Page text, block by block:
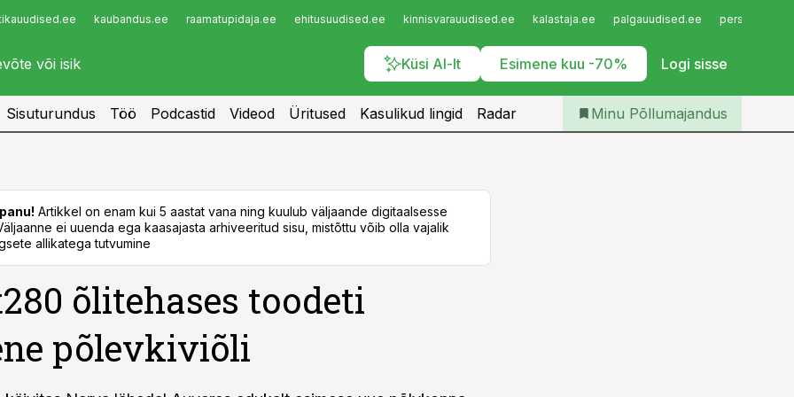
kaubandus.ee raamatupidaja.ee ehitusuudised.ee kinnisvarauudised.ee kalastaja.ee palgauudised.ee
Küsi AI-lt Esimene kuu -70% Logi sisse
Infopank
Iseteenindus
Telli Põllumajandus
Sisuturundus Töö Podcastid Videod Üritused Kasulikud lingid Radar Minu Põllumajandus
Artikkel on enam kui 5 aastat vana ning kuulub väljaande digitaalsesse
ei uuenda ega kaasajasta arhiveeritud sisu, mistõttu võib olla vajalik
allikatega tutvumine
õlitehases toodeti
põlevkiviõli